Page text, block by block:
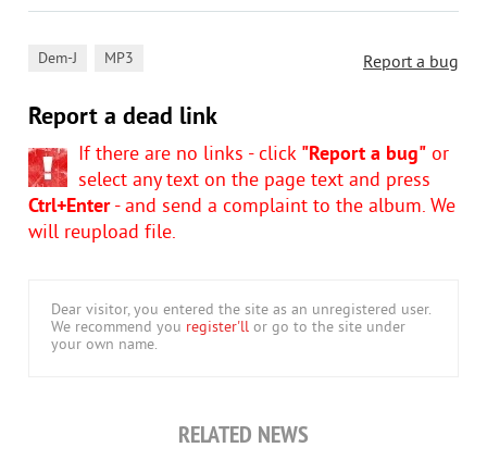
Report a bug
Dem-J MP3
Report a dead link
If there are no links - click "Report a bug" or
select any text on the page text and press
Ctrl+Enter- and send a complaint to the album. We
will reupload file.
Dear visitor, you entered the site as an unregistered user.
We recommend you register'll or go to the site under
your own name.
RELATED NEWS